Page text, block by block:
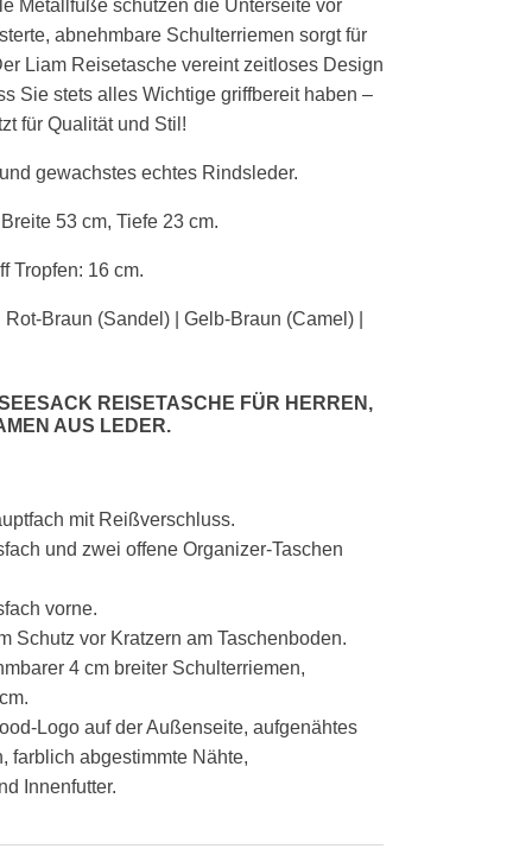
Metallfüße schützen die Unterseite vor
abnehmbare Schulterriemen sorgt für
Liam Reisetasche vereint zeitloses Design
Sie stets alles Wichtige griffbereit haben –
für Qualität und Stil!
gewachstes echtes Rindsleder.
53 cm, Tiefe 23 cm.
Tropfen: 16 cm.
Braun (Sandel) | Gelb-Braun (Camel) |
REISETASCHE FÜR HERREN,
AUS LEDER.
mit Reißverschluss.
und zwei offene Organizer-Taschen
vorne.
Schutz vor Kratzern am Taschenboden.
4 cm breiter Schulterriemen,
Logo auf der Außenseite, aufgenähtes
farblich abgestimmte Nähte,
Innenfutter.